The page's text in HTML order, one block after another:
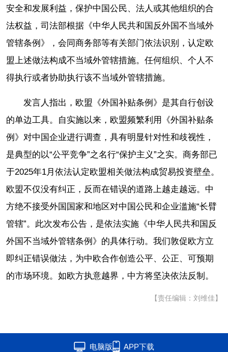
安全和发展利益，保护中国公民、法人或其他组织的合
法权益，司法部根据《中华人民共和国反外国不当域外
管辖条例》，会同商务部等有关部门依法识别，认定欧
盟上述做法构成不当域外管辖措施。任何组织、个人不
得执行或者协助执行该不当域外管辖措施。
发言人指出，欧盟《外国补贴条例》是其自行创设
的单边工具。自实施以来，欧盟频繁利用《外国补贴条
例》对中国企业进行调查，具有明显针对性和歧视性，
是典型的以“公平竞争”之名行“保护主义”之实。商务部已
于2025年1月依法认定欧盟相关做法构成贸易投资壁垒。
欧盟不仅没有纠正，反而在错误的道路上越走越远。中
方绝不接受外国国家和地区对中国公民和企业滥施“长臂
管辖”。此次发布公告，是依法实施《中华人民共和国反
外国不当域外管辖条例》的具体行动。我们敦促欧方立
即纠正错误做法，为中欧合作创造公平、公正、可预期
的市场环境。如欧方执意越界，中方将坚决依法反制。
【责任编辑：刘维佳】
电脑版 APP下载